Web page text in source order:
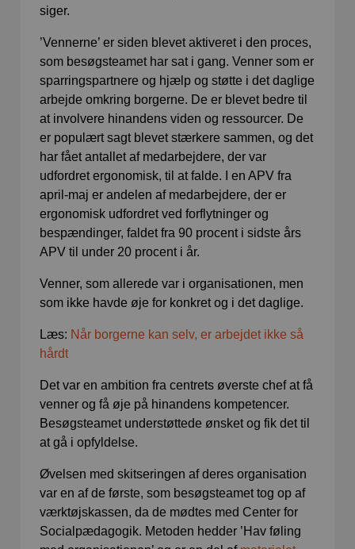
siger.
’Vennerne’ er siden blevet aktiveret i den proces,
som besøgsteamet har sat i gang. Venner som er
sparringspartnere og hjælp og støtte i det daglige
arbejde omkring borgerne. De er blevet bedre til
at involvere hinandens viden og ressourcer. De
er populært sagt blevet stærkere sammen, og det
har fået antallet af medarbejdere, der var
udfordret ergonomisk, til at falde. I en APV fra
april-maj er andelen af medarbejdere, der er
ergonomisk udfordret ved forflytninger og
bespændinger, faldet fra 90 procent i sidste års
APV til under 20 procent i år.
Venner, som allerede var i organisationen, men
som ikke havde øje for konkret og i det daglige.
Læs: Når borgerne kan selv, er arbejdet ikke så
hårdt
Det var en ambition fra centrets øverste chef at få
venner og få øje på hinandens kompetencer.
Besøgsteamet understøttede ønsket og fik det til
at gå i opfyldelse.
Øvelsen med skitseringen af deres organisation
var en af de første, som besøgsteamet tog op af
værktøjskassen, da de mødtes med Center for
Socialpædagogik. Metoden hedder ’Hav føling